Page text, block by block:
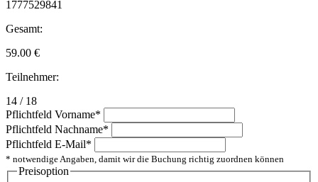
1777529841
Gesamt:
59.00 €
Teilnehmer:
14 / 18
Pflichtfeld Vorname*
Pflichtfeld Nachname*
Pflichtfeld E-Mail*
* notwendige Angaben, damit wir die Buchung richtig zuordnen können
Preisoption